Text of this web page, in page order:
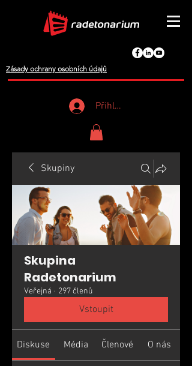
Zásady ochrany osobních údajů
Přihlášení
Skupiny
Skupina
Radetonarium
Veřejná · 297 členů
Vstoupit
Diskuse Média Členové O nás